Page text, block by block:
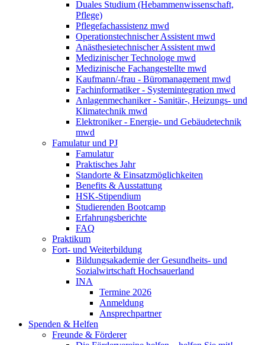
Duales Studium (Hebammenwissenschaft,
Pflege)
Pflegefachassistenz mwd
Operationstechnischer Assistent mwd
Anästhesietechnischer Assistent mwd
Medizinischer Technologe mwd
Medizinische Fachangestellte mwd
Kaufmann/-frau - Büromanagement mwd
Fachinformatiker - Systemintegration mwd
Anlagenmechaniker - Sanitär-, Heizungs- und
Klimatechnik mwd
Elektroniker - Energie- und Gebäudetechnik
mwd
Famulatur und PJ
Famulatur
Praktisches Jahr
Standorte & Einsatzmöglichkeiten
Benefits & Ausstattung
HSK-Stipendium
Studierenden Bootcamp
Erfahrungsberichte
FAQ
Praktikum
Fort- und Weiterbildung
Bildungsakademie der Gesundheits- und
Sozialwirtschaft Hochsauerland
INA
Termine 2026
Anmeldung
Ansprechpartner
Spenden & Helfen
Freunde & Förderer